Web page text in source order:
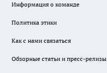
Информация о команде
Политика этики
Как с нами связаться
Обзорные статьи и пресс-релизы